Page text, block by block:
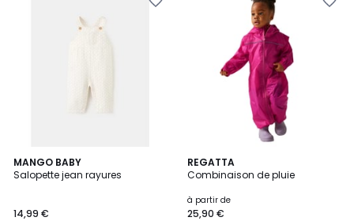
MANGO BABY
Salopette jean rayures
14,99 €
REGATTA
Combinaison de pluie
à partir de
25,90 €
4
/
3
Couleurs